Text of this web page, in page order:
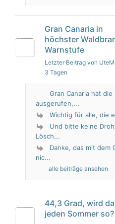
Gran Canaria in
höchster
Warnstufe
Letzter Beitrag von
3 Tagen
Gran Canaria hat
ausgerufen,...
Wichtig für alle, die
Und bitte keine
Lösch...
Danke, das mit dem
nic...
alle beiträge ansehen
44,3 Grad, wird
jeden Sommer so?